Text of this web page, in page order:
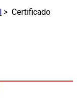
> Certificado